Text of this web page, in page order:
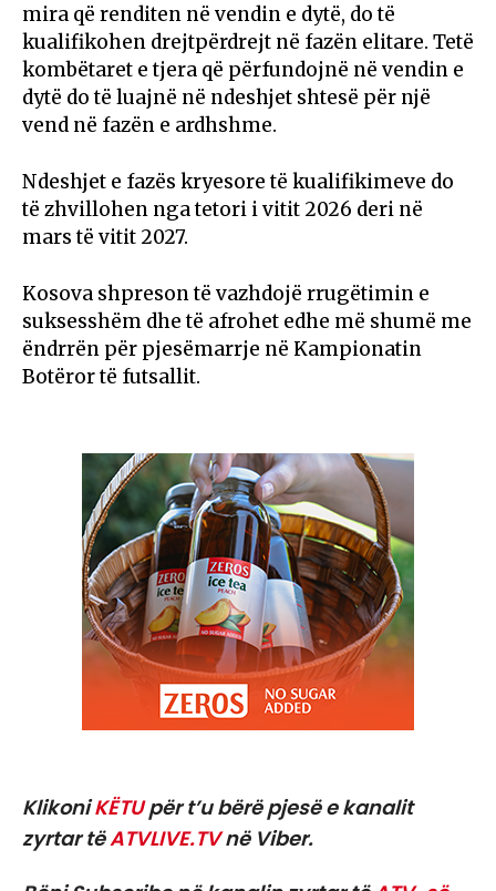
mira që renditen në vendin e dytë, do të
kualifikohen drejtpërdrejt në fazën elitare. Tetë
kombëtaret e tjera që përfundojnë në vendin e
dytë do të luajnë në ndeshjet shtesë për një
vend në fazën e ardhshme.
Ndeshjet e fazës kryesore të kualifikimeve do
të zhvillohen nga tetori i vitit 2026 deri në
mars të vitit 2027.
Kosova shpreson të vazhdojë rrugëtimin e
suksesshëm dhe të afrohet edhe më shumë me
ëndrrën për pjesëmarrje në Kampionatin
Botëror të futsallit.
KlikoniKËTUpër t’u bërë pjesë e kanalit
zyrtar tëATVLIVE.TVnë Viber.